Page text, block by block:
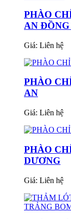
PHÀO
AN
Giá: Liên hệ
PHÀO
AN
Giá: Liên hệ
PHÀO
DƯƠNG
Giá: Liên hệ